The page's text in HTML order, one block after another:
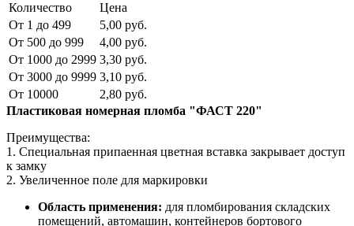
Количество
Цена
От 1 до 499
5,00 руб.
От 500 до 999
4,00 руб.
От 1000 до 2999 3,30 руб.
От 3000 до 9999 3,10 руб.
От 10000
2,80 руб.
Пластиковая номерная пломба "ФАСТ 220"
Преимущества:
1. Специальная припаенная цветная вставка закрывает доступ
к замку
2. Увеличенное поле для маркировки
Область применения: для пломбирования складских
помещений, автомашин, контейнеров бортового